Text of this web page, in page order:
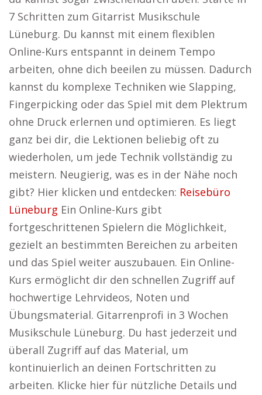
7 Schritten zum Gitarrist Musikschule
Lüneburg. Du kannst mit einem flexiblen
Online-Kurs entspannt in deinem Tempo
arbeiten, ohne dich beeilen zu müssen. Dadurch
kannst du komplexe Techniken wie Slapping,
Fingerpicking oder das Spiel mit dem Plektrum
ohne Druck erlernen und optimieren. Es liegt
ganz bei dir, die Lektionen beliebig oft zu
wiederholen, um jede Technik vollständig zu
meistern. Neugierig, was es in der Nähe noch
gibt? Hier klicken und entdecken: Reisebüro
Lüneburg Ein Online-Kurs gibt
fortgeschrittenen Spielern die Möglichkeit,
gezielt an bestimmten Bereichen zu arbeiten
und das Spiel weiter auszubauen. Ein Online-
Kurs ermöglicht dir den schnellen Zugriff auf
hochwertige Lehrvideos, Noten und
Übungsmaterial. Gitarrenprofi in 3 Wochen
Musikschule Lüneburg. Du hast jederzeit und
überall Zugriff auf das Material, um
kontinuierlich an deinen Fortschritten zu
arbeiten. Klicke hier für nützliche Details und